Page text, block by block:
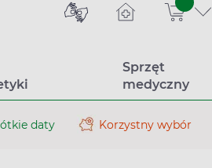
sztuk
Sprzęt
medyczny
daty Korzystny wybór